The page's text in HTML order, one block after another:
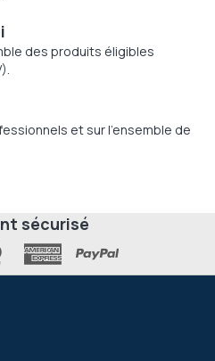
des produits éligibles
et sur l'ensemble de
sécurisé